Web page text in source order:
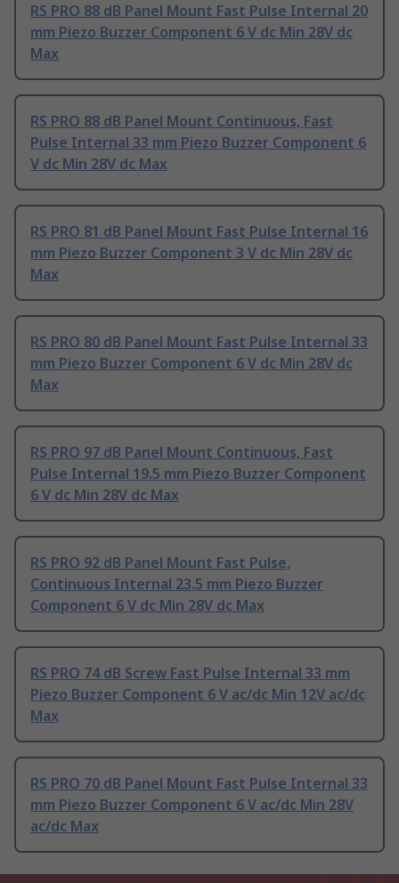
RS PRO 88 dB Panel Mount Fast Pulse Internal 20
mm Piezo Buzzer Component 6 V dc Min 28V dc
Max
RS PRO 88 dB Panel Mount Continuous, Fast
Pulse Internal 33 mm Piezo Buzzer Component 6
V dc Min 28V dc Max
RS PRO 81 dB Panel Mount Fast Pulse Internal 16
mm Piezo Buzzer Component 3 V dc Min 28V dc
Max
RS PRO 80 dB Panel Mount Fast Pulse Internal 33
mm Piezo Buzzer Component 6 V dc Min 28V dc
Max
RS PRO 97 dB Panel Mount Continuous, Fast
Pulse Internal 19.5 mm Piezo Buzzer Component
6 V dc Min 28V dc Max
RS PRO 92 dB Panel Mount Fast Pulse,
Continuous Internal 23.5 mm Piezo Buzzer
Component 6 V dc Min 28V dc Max
RS PRO 74 dB Screw Fast Pulse Internal 33 mm
Piezo Buzzer Component 6 V ac/dc Min 12V ac/dc
Max
RS PRO 70 dB Panel Mount Fast Pulse Internal 33
mm Piezo Buzzer Component 6 V ac/dc Min 28V
ac/dc Max